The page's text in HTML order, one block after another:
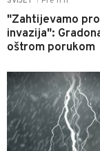
"Zahtijevamo
invazija":
oštrom porukom